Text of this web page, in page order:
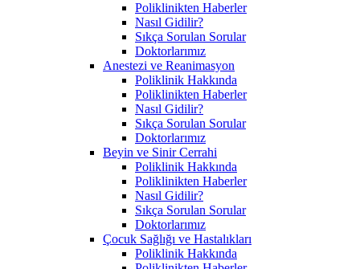
Poliklinikten Haberler
Nasıl Gidilir?
Sıkça Sorulan Sorular
Doktorlarımız
Anestezi ve Reanimasyon
Poliklinik Hakkında
Poliklinikten Haberler
Nasıl Gidilir?
Sıkça Sorulan Sorular
Doktorlarımız
Beyin ve Sinir Cerrahi
Poliklinik Hakkında
Poliklinikten Haberler
Nasıl Gidilir?
Sıkça Sorulan Sorular
Doktorlarımız
Çocuk Sağlığı ve Hastalıkları
Poliklinik Hakkında